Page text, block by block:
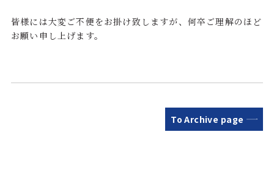
皆様には大変ご不便をお掛け致しますが、何卒ご理解のほど
お願い申し上げます。
To Archive page